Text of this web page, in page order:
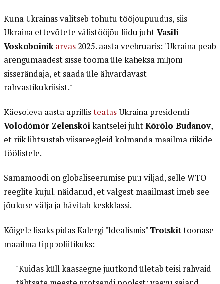
Kuna Ukrainas valitseb tohutu tööjõupuudus, siis
Ukraina ettevõtete välistööjõu liidu juhtVasili
Voskoboinik arvas2025. aasta veebruaris: "Ukraina peab
arengumaadest sisse tooma üle kaheksa miljoni
sisserändaja, et saada üle ähvardavast
rahvastikukriisist."
Käesoleva aasta aprillisteatasUkraina presidendi
Volodõmõr Zelenskõikantselei juhtKõrõlo Budanov,
et riik lihtsustab viisareegleid kolmanda maailma riikide
töölistele.
Samamoodi on globaliseerumise puu viljad, selle WTO
reeglite kujul, näidanud, et valgest maailmast imeb see
jõukuse välja ja hävitab keskklassi.
Kõigele lisaks pidas Kalergi "Idealismis" Trotskittoonase
maailma tipppoliitikuks:
"Kuidas küll kaasaegne juutkond ületab teisi rahvaid